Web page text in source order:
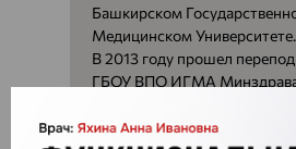
Башкирском
Медицинском Университете.
В 2013 году прошел
ГБОУ ВПО ИГМА
квалификации в ГБОУ ВПО